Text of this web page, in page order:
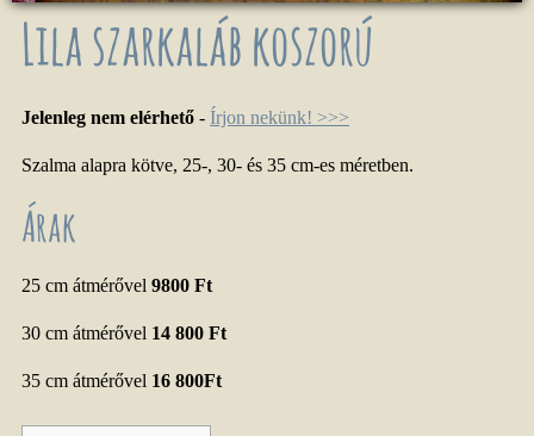
Lila szarkaláb koszorú
Jelenleg nem elérhető - Írjon nekünk! >>>
Szalma alapra kötve, 25-, 30- és 35 cm-es méretben.
Árak
25 cm átmérővel 9800 Ft
30 cm átmérővel 14 800 Ft
35 cm átmérővel 16 800Ft